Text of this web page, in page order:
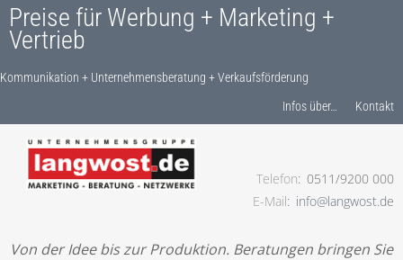
Preise für Werbung + Marketing +
Vertrieb
Kommunikation + Unternehmensberatung + Verkaufsförderung
Infos über…
Kontakt
Kommunikation + Unternehmensberatung +
Telefon 0511/9200 000
E-Mail
info@langwost.de
Von der Idee bis zur Produktion. Beratungen bringen Sie